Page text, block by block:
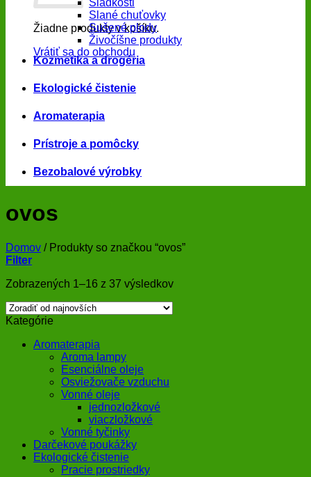
Žiadne produkty v košíku.
Vrátiť sa do obchodu
Sladkosti
Slané chuťovky
Sušené plody
Živočíšne produkty
Kozmetika a drogéria
Ekologické čistenie
Aromaterapia
Prístroje a pomôcky
Bezobalové výrobky
ovos
Domov /Produkty so značkou “ovos”
Filter
Zobrazených 1–16 z 37 výsledkovZoradené
Kategórie
Aromaterapia
Aroma lampy
Esenciálne oleje
Osviežovače vzduchu
Vonné oleje
jednozložkové
viaczložkové
Vonné tyčinky
Darčekové poukážky
Ekologické čistenie
Pracie prostriedky